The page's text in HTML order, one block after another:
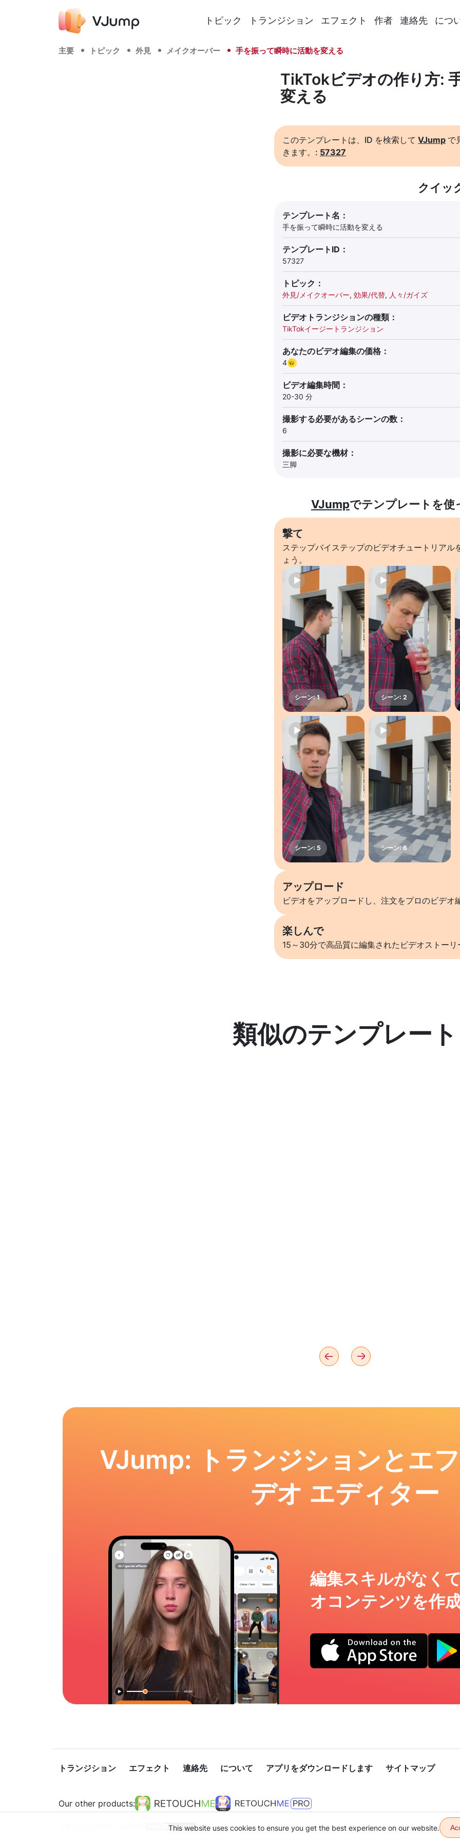
トピック トランジション エフェクト 作者 連絡先 につ
主要 トピック 外見 メイクオーバー 手を振って瞬時に活動を変える
TikTokビデオの作り方:
変える
このテンプレートは、ID を検索して VJump で
きます。: 57327
クイッ
テンプレート名：
手を振って瞬時に活動を変える
テンプレートID：
57327
トピック：
外見/メイクオーバー, 効果/代替, 人々/ガイズ
ビデオトランジションの種類：
TikTokイージートランジション
あなたのビデオ編集の価格：
4
ビデオ編集時間：
20-30 分
撮影する必要があるシーンの数：
6
撮影に必要な機材：
三脚
VJumpでテンプレートを使
撃て
ステップバイステップのビデオチュートリア
ょう。
アップロード
ビデオをアップロードし、注文をプロのビデオ
楽しんで
15～30分で高品質に編集されたビデオストーリ
類似のテンプレート
VJump: トランジションとエ
デオ エディター
編集スキルがなく
オコンテンツを作
トランジション エフェクト 連絡先 について アプリをダウンロードします サイトマップ
Our other products:
This website uses cookies to ensure you get the best experience on our website.